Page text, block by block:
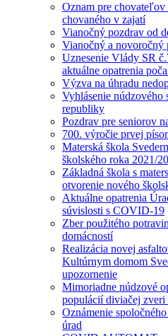
Oznam pre
chovaného v zajatí
Vianočný pozdrav od
Vianočný a novoročný
Uznesenie Vlády SR
aktuálne opatrenia
Výzva na úhradu
Vyhlásenie núdzového
republiky
Pozdrav pre seniorov
700. výročie prvej
Materská škola
školského roka 2021/
Základná škola s
otvorenie nového
Aktuálne opatrenia
súvislosti s COVID-19
Zber použitého
domácností
Realizácia novej
Kultúrnym domom
upozornenie
Mimoriadne núdzové
populácií diviačej zveri
Oznámenie
úrad